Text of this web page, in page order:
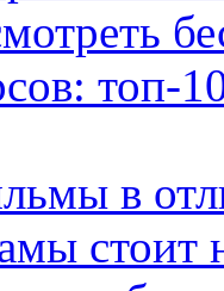
топ-
в
стоит